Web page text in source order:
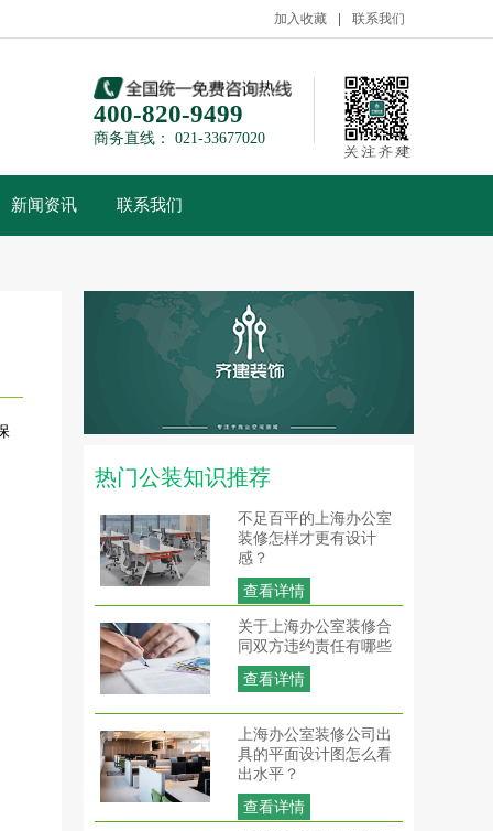
加入收藏 联系我们
400-820-9499
商务直线： 021-33677020
新闻资讯 联系我们
热门公装知识推荐
不足百平的上海办公室
装修怎样才更有设计
感？
查看详情
关于上海办公室装修合
同双方违约责任有哪些
查看详情
上海办公室装修公司出
具的平面设计图怎么看
出水平？
查看详情